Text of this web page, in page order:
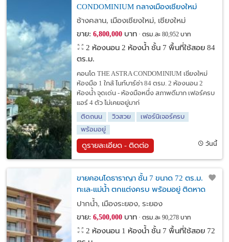
CONDOMINIUM กลางเมืองเชียงใหม่
ช้างคลาน, เมืองเชียงใหม่, เชียงใหม่
ขาย: 6,800,000บาท ตรม.ละ 80,952 บาท
2 ห้องนอน 2 ห้องน้ำ ชั้น 7 พื้นที่ใช้สอย 84
ตร.ม.
คอนโด THE ASTRA CONDOMINIUM เชียงใหม่
ห้องมือ 1 ใกล้ ไนท์บาร์ซ่า 84 ตรม. 2 ห้องนอน 2
ห้องน้ำ จุดเด่น - ห้องมือหนึ่ง สภาพดีมาก เฟอร์ครบ
แอร์ 4 ตัว ไม่เคยอยู่มาก่
ติดถนน
วิวสวย
เฟอร์นิเจอร์ครบ
พร้อมอยู่
ดูรายละเอียด - ติดต่อ วันนี้
ขายคอนโดธาราญา ชั้น 7 ขนาด 72 ตร.ม. วิว
ทะเล-แม่น้ำ ตกแต่งครบ พร้อมอยู่ ติดหาด
แสงจันทร์ ระยอง
ปากน้ำ, เมืองระยอง, ระยอง
ขาย: 6,500,000บาท ตรม.ละ 90,278 บาท
2 ห้องนอน 1 ห้องน้ำ ชั้น 7 พื้นที่ใช้สอย 72